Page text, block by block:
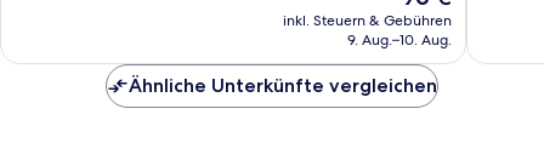
Preis
beträgt
inkl. Steuern & Gebühren
9. Aug.–10. Aug.
Ähnliche Unterkünfte vergleichen